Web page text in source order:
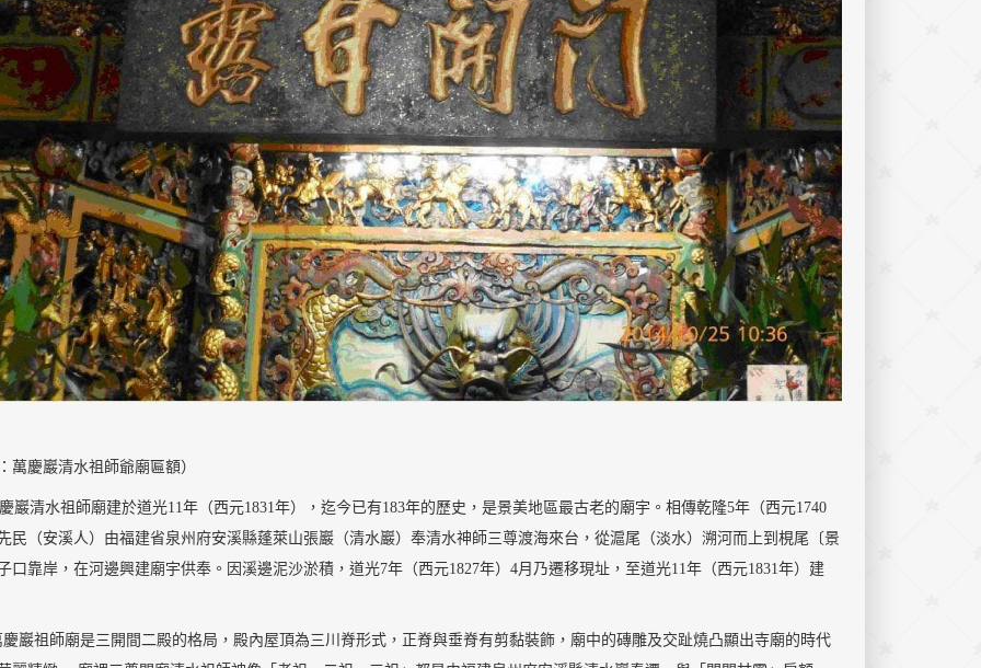
萬慶巖清水祖師爺廟匾額）
水祖師廟建於道光11年（西元1831年），迄今已有183年的歷史，是景美地區最古老的廟宇。相傳乾隆5年（西元1740
民（安溪人）由福建省泉州府安溪縣蓬萊山張巖（清水巖）奉清水神師三尊渡海來台，從滬尾（淡水）溯河而上到梘尾〔景
口靠岸，在河邊興建廟宇供奉。因溪邊泥沙淤積，道光7年（西元1827年）4月乃遷移現址，至道光11年（西元1831年）建
慶巖祖師廟是三開間二殿的格局，殿內屋頂為三川脊形式，正脊與垂脊有剪黏裝飾，廟中的磚雕及交趾燒凸顯出寺廟的時代